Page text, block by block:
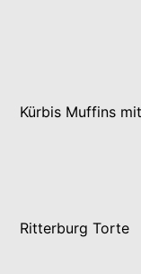
Kürbis Muffins
Ritterburg Torte